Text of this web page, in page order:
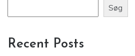
Søg
Recent Posts